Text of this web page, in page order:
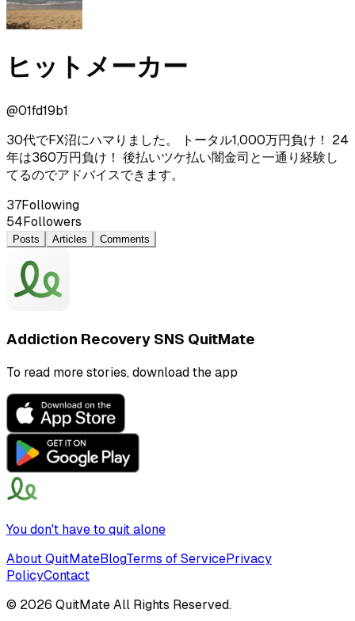
ヒットメーカー
@01fd19b1
30代でFX沼にハマりました。 トータル1,000万円負け！ 24
年は360万円負け！ 後払いツケ払い闇金司と一通り経験し
てるのでアドバイスできます。
37Following
54Followers
Posts Articles Comments
Addiction Recovery SNS QuitMate
To read more stories, download the app
You don't have to quit alone
About QuitMateBlogTerms of ServicePrivacy
PolicyContact
© 2026 QuitMate All Rights Reserved.